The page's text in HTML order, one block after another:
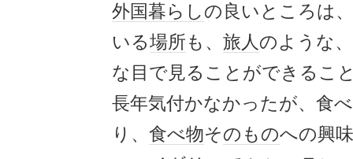
外国暮らしの良いところは、
いる場所も、 旅人のような
な目で見ることができるこ
長年気付かなかったが、食
り、 食べ物そのものへの興